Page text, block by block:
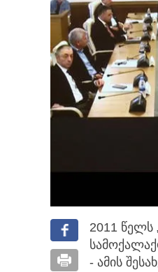
2011 წელს
- ამის